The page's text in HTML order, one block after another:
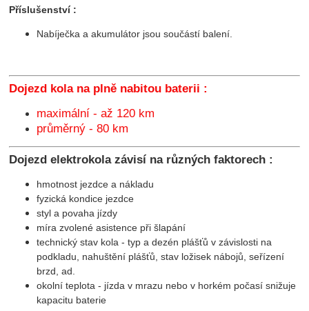
Příslušenství :
Nabíječka a akumulátor jsou součástí balení.
Dojezd kola na plně nabitou baterii :
maximální - až 120 km
průměrný - 80 km
Dojezd elektrokola závisí na různých faktorech :
hmotnost jezdce a nákladu
fyzická kondice jezdce
styl a povaha jízdy
míra zvolené asistence při šlapání
technický stav kola - typ a dezén plášťů v závislosti na
podkladu, nahuštění plášťů, stav ložisek nábojů, seřízení
brzd, ad.
okolní teplota - jízda v mrazu nebo v horkém počasí snižuje
kapacitu baterie